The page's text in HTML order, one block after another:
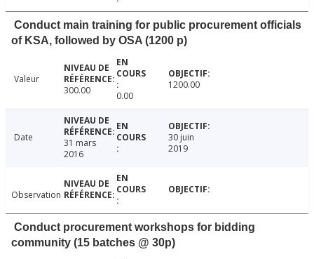
Conduct main training for public procurement officials
of KSA, followed by OSA (1200 p)
Valeur
300.00
0.00
1200.00
Date
31 mars
2016
30 juin
2019
Observation
Conduct procurement workshops for bidding
community (15 batches @ 30p)